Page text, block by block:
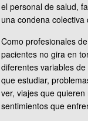
el personal de salud,
una condena
Como profesionales
pacientes no gira en
diferentes variables
que estudiar,
ver, viajes que
sentimientos que